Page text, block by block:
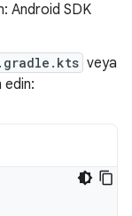
Android SDK
veya
edin: